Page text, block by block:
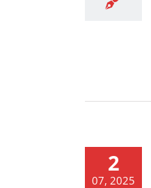
będzie zamknięty w
2
07, 2025